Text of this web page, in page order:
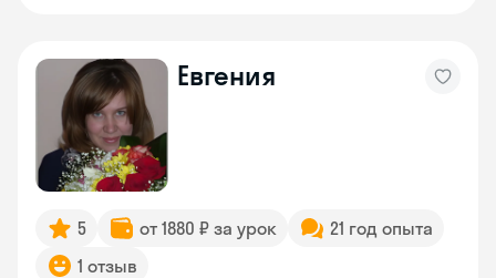
Евгения
5 от 1880 ₽ за урок
21 год опыта
1 отзыв